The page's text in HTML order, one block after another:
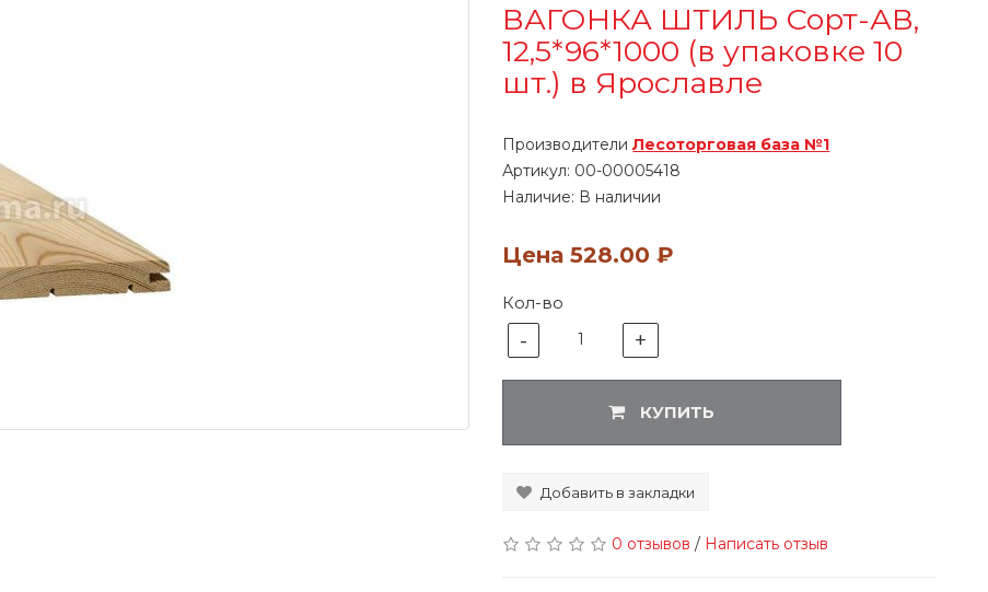
ВАГОНКА ШТИЛЬ Сорт-АВ,
12,5*96*1000 (в упаковке 10
шт.) в Ярославле
ПроизводителиЛесоторговая база №1
Артикул: 00-00005418
Наличие: В наличии
Цена528.00 ₽
Кол-во
- 1 +
КУПИТЬ
Добавить в закладки
0 отзывов / Написать отзыв